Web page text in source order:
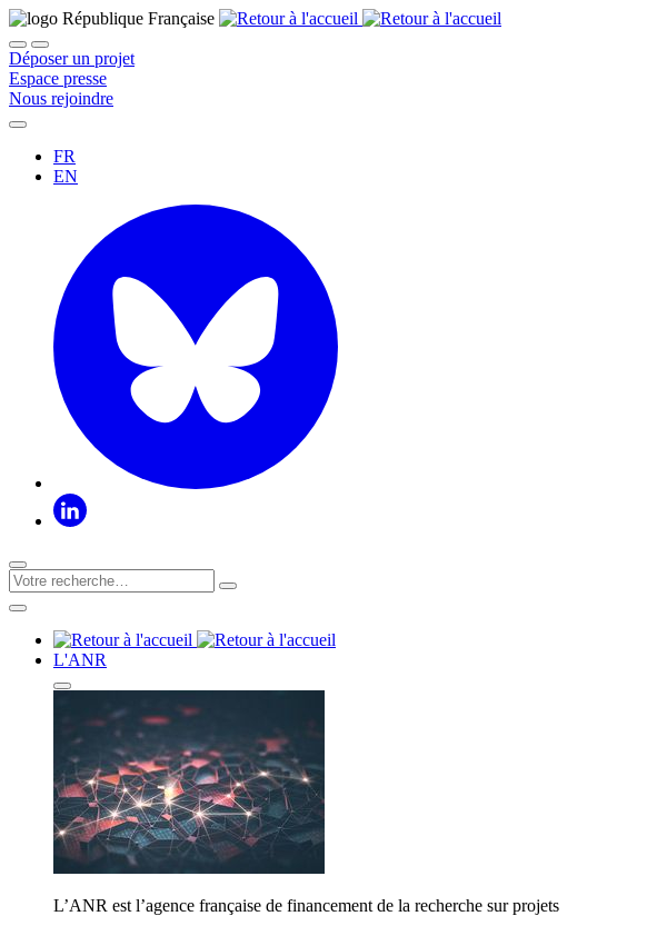
Déposer un projet
Espace presse
Nous rejoindre
FR
EN
L'ANR
L’ANR est l’agence française de financement de la recherche sur projets